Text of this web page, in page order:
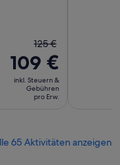
Der
vorherige
Preis
war
125 €
aktuelle
125 €
109 €
inkl. Steuern &
Gebühren
pro Erw.
65 Aktivitäten anzeigen